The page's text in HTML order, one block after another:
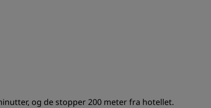
og de stopper 200 meter fra hotellet.